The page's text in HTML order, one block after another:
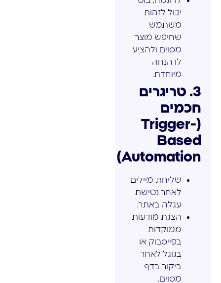
יכול לזהות
משתמש
שחיפש מוצר
מסוים ולהציע
לו הנחה
מיוחדת.
3. טריגרים
חכמים
(Trigger-
Based
Automation)
שליחת מיילים
לאחר נטישת
עגלה באתר.
הצגת מודעות
ממוקדות
בפייסבוק או
בגוגל לאחר
ביקור בדף
מסוים.